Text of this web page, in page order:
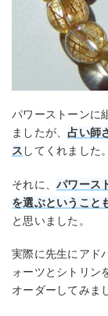
パワーストーンに
ましたが、占い師
ス してくれました。
それに、パワース
を選ぶということ
と思いました。
実際に先生にアド
ォーツとシトリン
オーダーしてみま